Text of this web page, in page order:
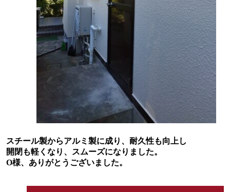
スチール製からアルミ製に成り、耐久性も向上し
開閉も軽くなり、スムーズになりました。
O様、ありがとうございました。